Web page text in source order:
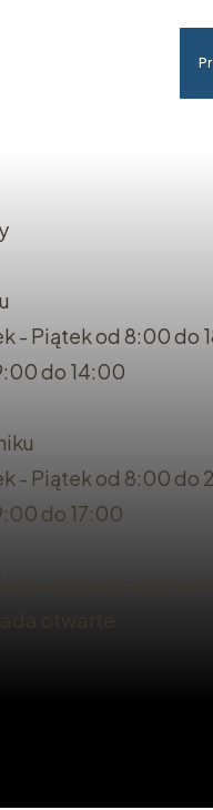
- Piątek od 8:00 do
do 14:00
- Piątek od 8:00 do
do 17:00